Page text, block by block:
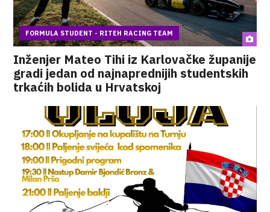
FORMULA STUDENT - RITEH RACING TEAM
Inženjer Mateo Tihi iz Karlovačke županije
gradi jedan od najnaprednijih studentskih
trkaćih bolida u Hrvatskoj